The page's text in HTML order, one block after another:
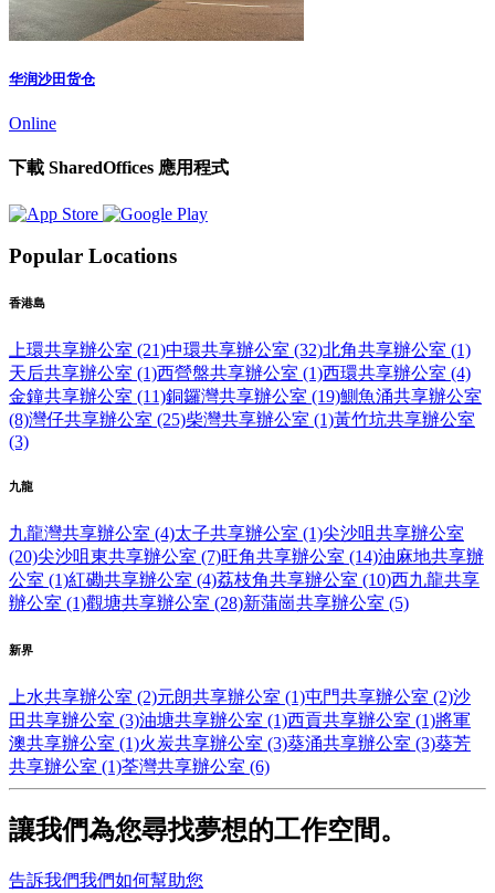
华润沙田货仓
Online
下載 SharedOffices 應用程式
Popular Locations
香港島
上環共享辦公室 (21)中環共享辦公室 (32)北角共享辦公室 (1)
天后共享辦公室 (1)西營盤共享辦公室 (1)西環共享辦公室 (4)
金鐘共享辦公室 (11)銅鑼灣共享辦公室 (19)鰂魚涌共享辦公室
(8)灣仔共享辦公室 (25)柴灣共享辦公室 (1)黃竹坑共享辦公室
(3)
九龍
九龍灣共享辦公室 (4)太子共享辦公室 (1)尖沙咀共享辦公室
(20)尖沙咀東共享辦公室 (7)旺角共享辦公室 (14)油麻地共享辦
公室 (1)紅磡共享辦公室 (4)荔枝角共享辦公室 (10)西九龍共享
辦公室 (1)觀塘共享辦公室 (28)新蒲崗共享辦公室 (5)
新界
上水共享辦公室 (2)元朗共享辦公室 (1)屯門共享辦公室 (2)沙
田共享辦公室 (3)油塘共享辦公室 (1)西貢共享辦公室 (1)將軍
澳共享辦公室 (1)火炭共享辦公室 (3)葵涌共享辦公室 (3)葵芳
共享辦公室 (1)荃灣共享辦公室 (6)
讓我們為您尋找夢想的工作空間。
告訴我們我們如何幫助您